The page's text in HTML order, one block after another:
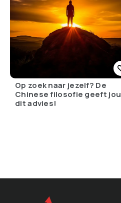
Op zoek naar jezelf? De
Chinese filosofie geeft jou
dit advies!